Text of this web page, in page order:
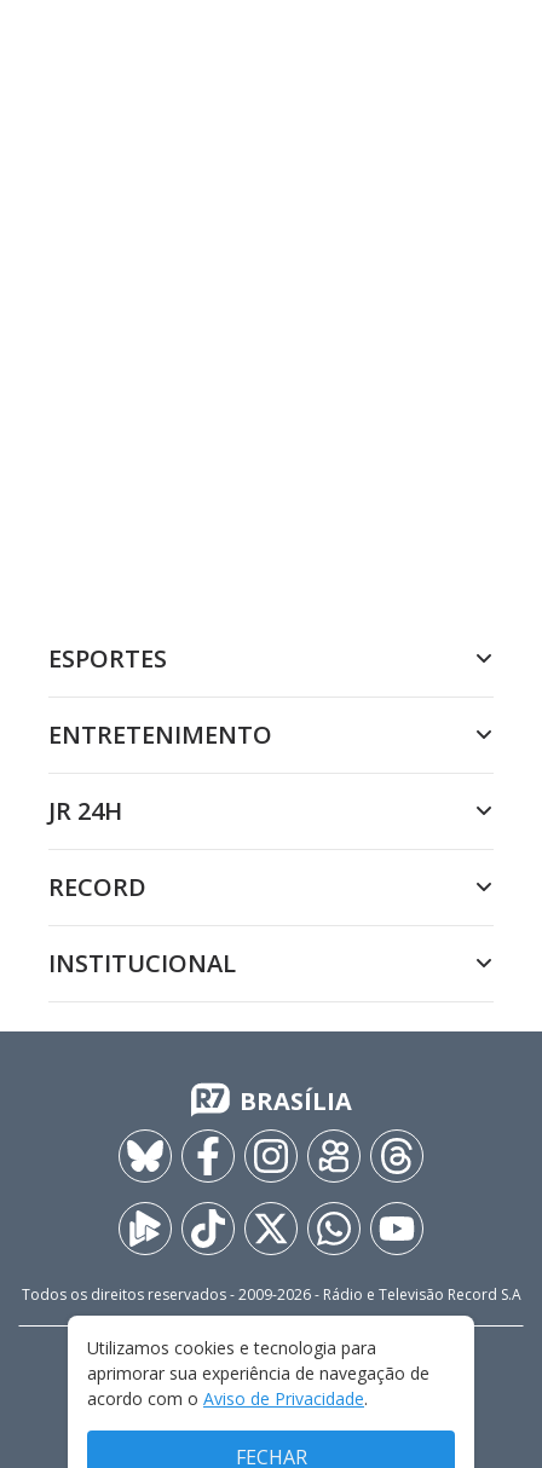
ESPORTES
ENTRETENIMENTO
JR 24H
RECORD
INSTITUCIONAL
BRASÍLIA
Todos os direitos reservados - 2009-2026- Rádio e Televisão Record S.A
FALE CONOSCO
PRIVACIDADE
TERMOS E CONDIÇÕES DE USO
Utilizamos cookies e tecnologia para
aprimorar sua experiência de navegação de
acordo com o Aviso de Privacidade.
FECHAR